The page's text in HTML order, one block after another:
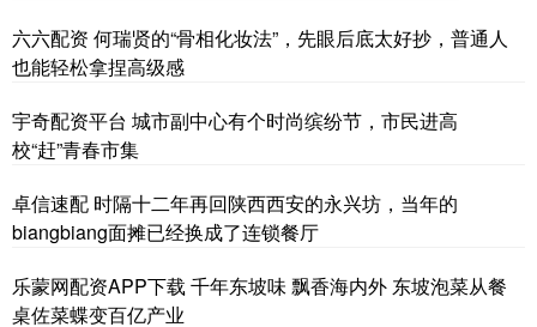
六六配资 何瑞贤的“骨相化妆法”，先眼后底太好抄，普通人
也能轻松拿捏高级感
宇奇配资平台 城市副中心有个时尚缤纷节，市民进高
校“赶”青春市集
卓信速配 时隔十二年再回陕西西安的永兴坊，当年的
biangbiang面摊已经换成了连锁餐厅
乐蒙网配资APP下载 千年东坡味 飘香海内外 东坡泡菜从餐
桌佐菜蝶变百亿产业